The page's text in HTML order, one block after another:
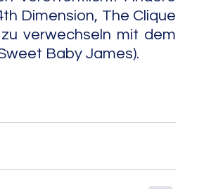
Dimension, The Clique
verwechseln mit dem